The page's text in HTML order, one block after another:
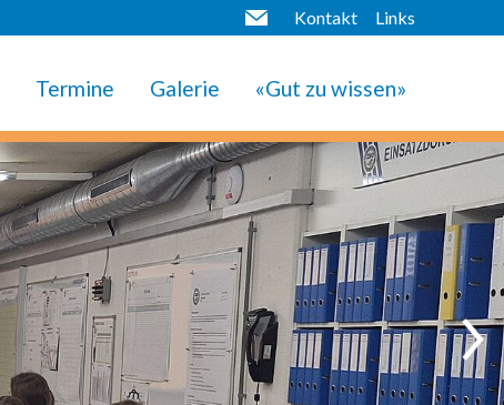
Links
Kontakt
Termine Galerie «Gut zu wissen»